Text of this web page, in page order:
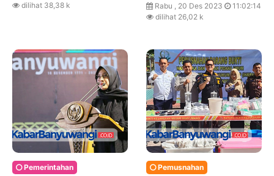
dilihat 38,38 k
Rabu , 20 Des 2023
11:02:14
dilihat 26,02 k
Pemerintahan Pemusnahan